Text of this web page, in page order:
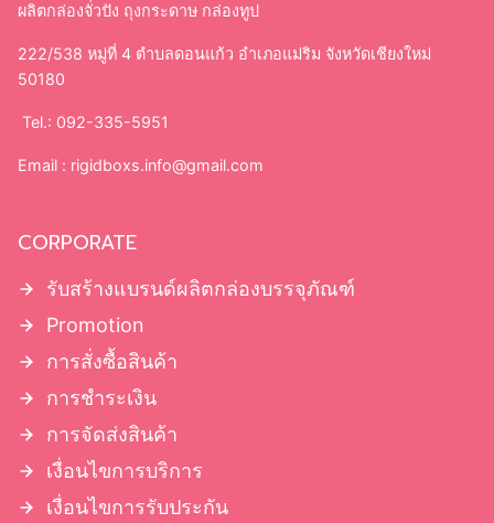
ผลิตกล่องจั่วปัง ถุงกระดาษ กล่องทูป
222/538 หมู่ที่ 4 ตำบลดอนแก้ว อำเภอแม่ริม จังหวัดเชียงใหม่
50180
Tel.: 092-335-5951
Email : rigidboxs.info@gmail.com
CORPORATE
รับสร้างแบรนด์ผลิตกล่องบรรจุภัณฑ์
Promotion
การสั่งซื้อสินค้า
การชำระเงิน
การจัดส่งสินค้า
เงื่อนไขการบริการ
เงื่อนไขการรับประกัน